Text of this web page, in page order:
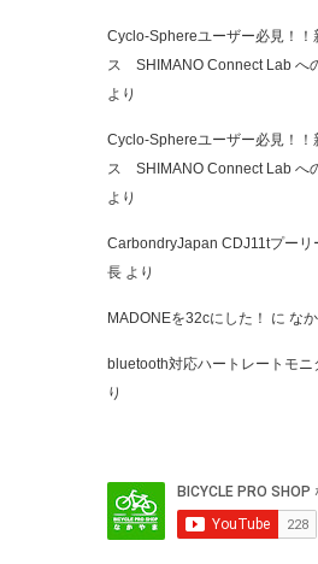
Cyclo-Sphereユーザー必見！！
ス SHIMANO Connect Lab へ
より
Cyclo-Sphereユーザー必見！！
ス SHIMANO Connect Lab へ
より
CarbondryJapan CDJ11tプーリ
長 より
MADONEを32cにした！ に な
bluetooth対応ハートレートモニ
り